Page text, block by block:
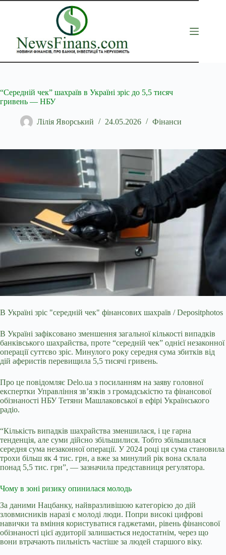
Перейти
“Середній чек” шахраїв в Україні зріс до 5,5 тисяч
гривень — НБУ
Лілія Яворський 24.05.2026 Фінанси
В Україні зріс "середній чек" фінансових шахраїв / Depositphotos
В Україні зафіксовано зменшення загальної кількості випадків
банківського шахрайства, проте “середній чек” однієї незаконної
операції суттєво зріс. Минулого року середня сума збитків від
дій аферистів перевищила 5,5 тисячі гривень.
Про це повідомляє Delo.ua з посиланням на заяву головної
експертки Управління зв’язків з громадськістю та фінансової
обізнаності НБУ Тетяни Машлаковської в ефірі Українського
радіо.
“Кількість випадків шахрайства зменшилася, і це гарна
тенденція, але суми дійсно збільшилися. Тобто збільшилася
середня сума незаконної операції. У 2024 році ця сума становила
трохи більш як 4 тис. грн, а вже за минулий рік вона склала
понад 5,5 тис. грн”, — зазначила представниця регулятора.
Чому в зоні ризику опинилася молодь
За даними Нацбанку, найвразливішою категорією до дій
зловмисників наразі є молоді люди. Попри високі цифрові
навички та вміння користуватися гаджетами, рівень фінансової
обізнаності цієї аудиторії залишається недостатнім, через що
вони втрачають пильність частіше за людей старшого віку.